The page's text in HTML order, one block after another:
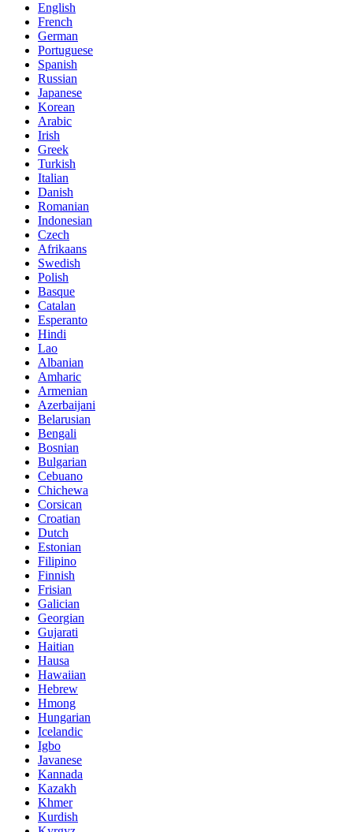
English
French
German
Portuguese
Spanish
Russian
Japanese
Korean
Arabic
Irish
Greek
Turkish
Italian
Danish
Romanian
Indonesian
Czech
Afrikaans
Swedish
Polish
Basque
Catalan
Esperanto
Hindi
Lao
Albanian
Amharic
Armenian
Azerbaijani
Belarusian
Bengali
Bosnian
Bulgarian
Cebuano
Chichewa
Corsican
Croatian
Dutch
Estonian
Filipino
Finnish
Frisian
Galician
Georgian
Gujarati
Haitian
Hausa
Hawaiian
Hebrew
Hmong
Hungarian
Icelandic
Igbo
Javanese
Kannada
Kazakh
Khmer
Kurdish